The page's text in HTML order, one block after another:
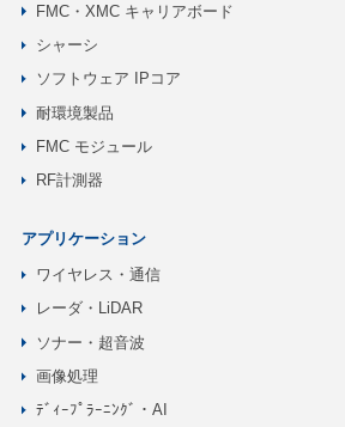
FMC・XMC キャリアボード
シャーシ
ソフトウェア IPコア
耐環境製品
FMC モジュール
RF計測器
アプリケーション
ワイヤレス・通信
レーダ・LiDAR
ソナー・超音波
画像処理
ﾃﾞｨｰﾌﾟﾗｰﾆﾝｸﾞ・AI